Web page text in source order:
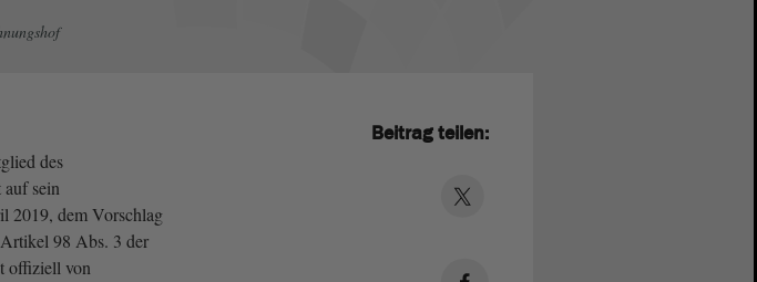
des
sein
2019, dem Vorschlag
Artikel 98 Abs. 3 der
offiziell von
Beitrag teilen: